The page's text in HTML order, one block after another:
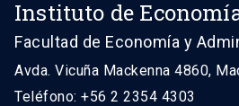
Instituto de
Facultad de Economía y
Avda. Vicuña Mackenna 4860,
Teléfono: +56 2 2354 4303